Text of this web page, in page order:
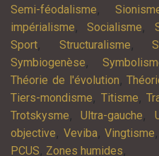
Semi-féodalisme,
impérialisme,Socialisme,
Sport, Structuralisme,
Symbiogenèse,
Théorie de l'évolution,
Tiers-mondisme, Titisme,
Trotskysme,Ultra-gauche,
objective, Veviba,Vingtisme
PCUS, Zones humides,